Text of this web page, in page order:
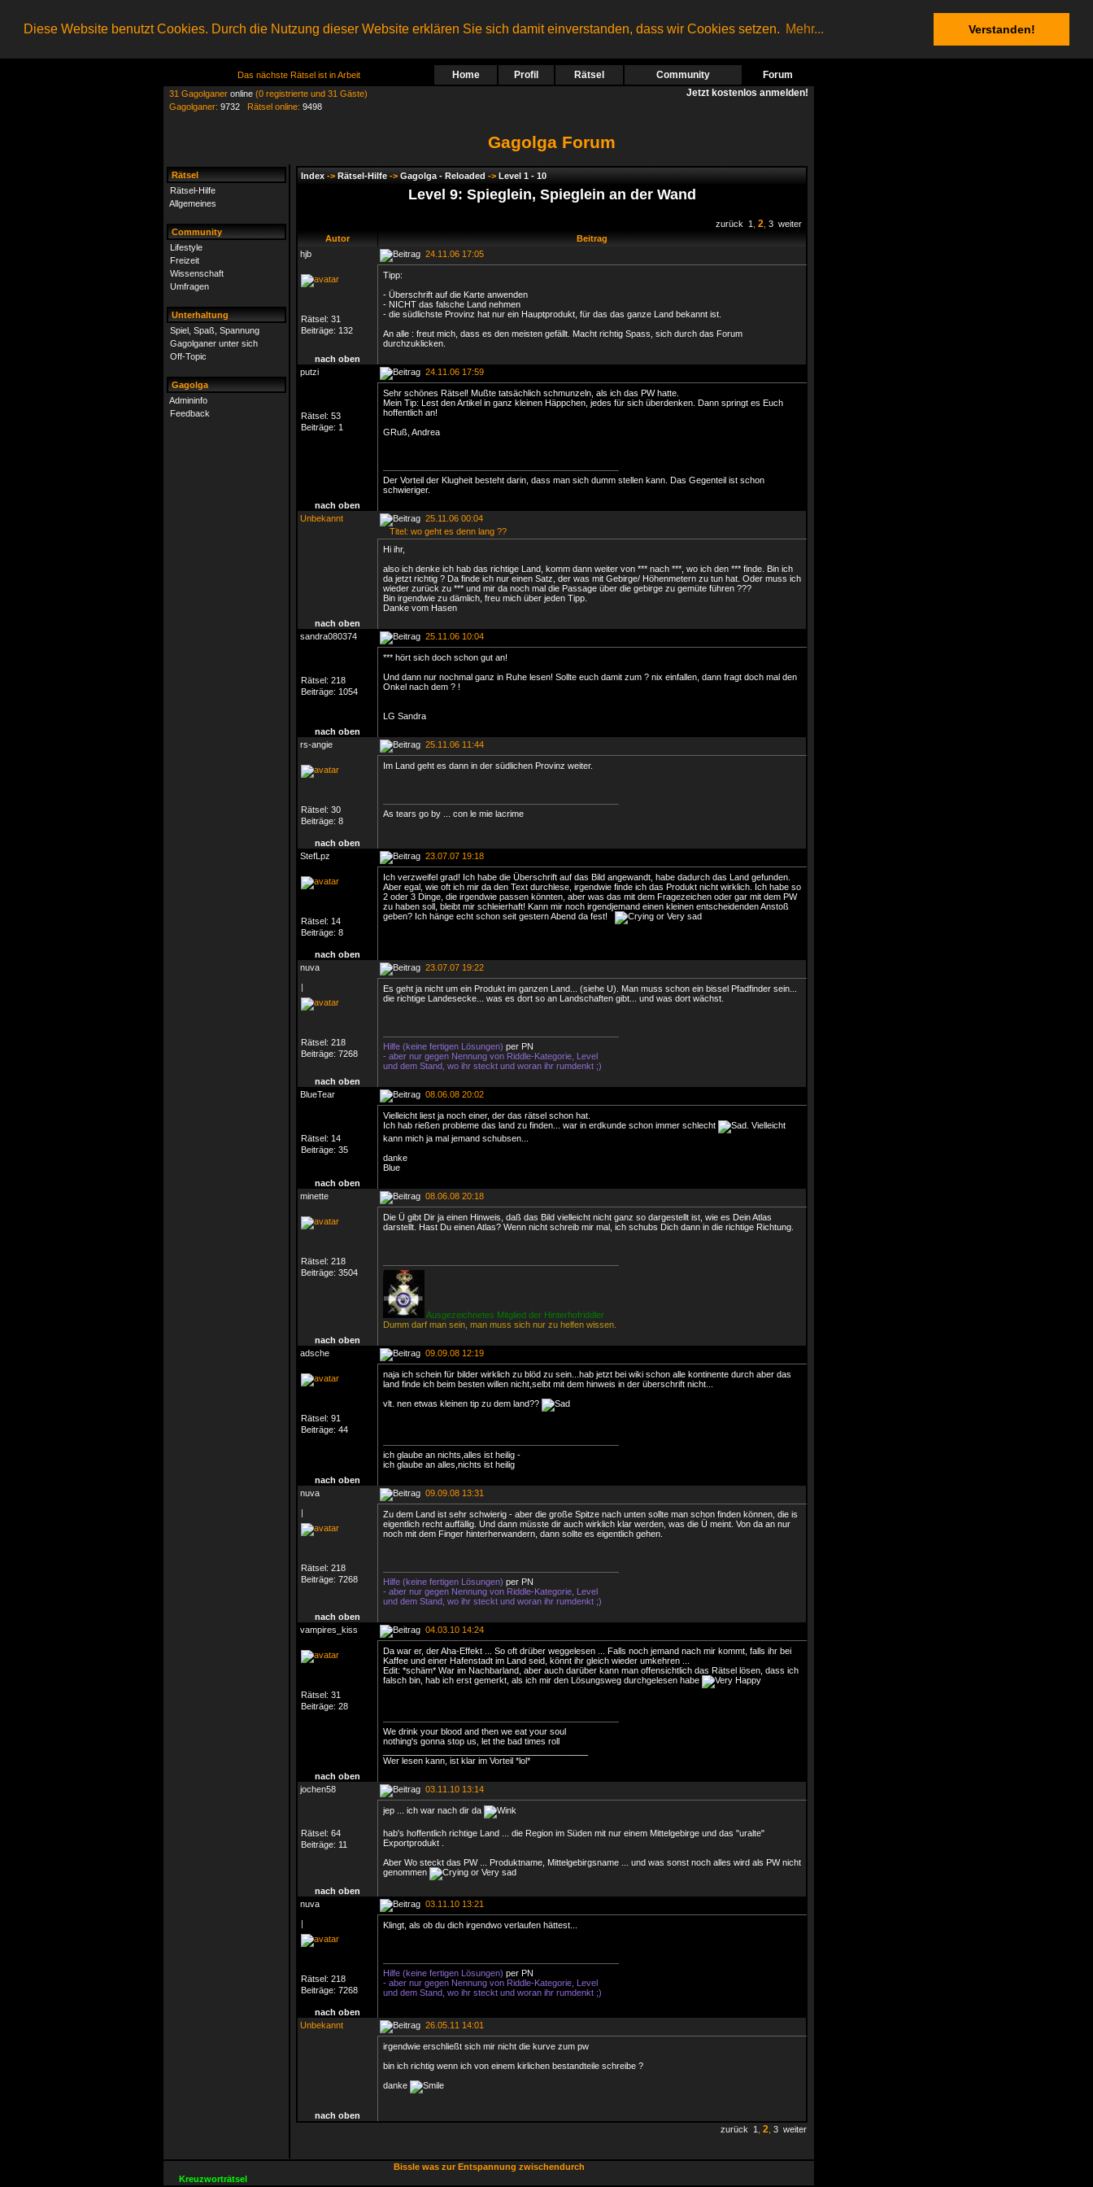
Diese Website benutzt Cookies. Durch die Nutzung dieser Website erklären Sie sich damit einverstanden, dass wir Cookies setzen. Mehr... Verstanden!
Das nächste Rätsel ist in Arbeit Home Profil Rätsel Community Forum
31 Gagolganer online (0 registrierte und 31 Gäste)
Gagolganer: 9732 Rätsel online: 9498
Jetzt kostenlos anmelden!
Gagolga Forum
Rätsel
Rätsel-Hilfe
Allgemeines
Community
Lifestyle
Freizeit
Wissenschaft
Umfragen
Unterhaltung
Spiel, Spaß, Spannung
Gagolganer unter sich
Off-Topic
Gagolga
Admininfo
Feedback
Index -> Rätsel-Hilfe -> Gagolga - Reloaded -> Level 1 - 10
Level 9: Spieglein, Spieglein an der Wand
zurück 1 2 3 weiter
Autor
Beitrag
hjb
24.11.06 17:05
Rätsel: 31
Beiträge: 132
Tipp:
- Überschrift auf die Karte anwenden
- NICHT das falsche Land nehmen
- die südlichste Provinz hat nur ein Hauptprodukt, für das das ganze Land bekannt ist.
An alle : freut mich, dass es den meisten gefällt. Macht richtig Spass, sich durch das Forum
durchzuklicken.
nach oben
putzi
24.11.06 17:59
Rätsel: 53
Beiträge: 1
Sehr schönes Rätsel! Mußte tatsächlich schmunzeln, als ich das PW hatte.
Mein Tip: Lest den Artikel in ganz kleinen Häppchen, jedes für sich überdenken. Dann springt es Euch
hoffentlich an!
GRuß, Andrea
Der Vorteil der Klugheit besteht darin, dass man sich dumm stellen kann. Das Gegenteil ist schon
schwieriger.
nach oben
Unbekannt
25.11.06 00:04
Titel: wo geht es denn lang ??
Hi ihr,
also ich denke ich hab das richtige Land, komm dann weiter von *** nach ***, wo ich den *** finde. Bin ich
da jetzt richtig ? Da finde ich nur einen Satz, der was mit Gebirge/ Höhenmetern zu tun hat. Oder muss ich
wieder zurück zu *** und mir da noch mal die Passage über die gebirge zu gemüte führen ???
Bin irgendwie zu dämlich, freu mich über jeden Tipp.
Danke vom Hasen
nach oben
sandra080374
25.11.06 10:04
Rätsel: 218
Beiträge: 1054
*** hört sich doch schon gut an!
Und dann nur nochmal ganz in Ruhe lesen! Sollte euch damit zum ? nix einfallen, dann fragt doch mal den
Onkel nach dem ? !
LG Sandra
nach oben
rs-angie
25.11.06 11:44
Rätsel: 30
Beiträge: 8
Im Land geht es dann in der südlichen Provinz weiter.
As tears go by ... con le mie lacrime
nach oben
StefLpz
23.07.07 19:18
Rätsel: 14
Beiträge: 8
Ich verzweifel grad! Ich habe die Überschrift auf das Bild angewandt, habe dadurch das Land gefunden.
Aber egal, wie oft ich mir da den Text durchlese, irgendwie finde ich das Produkt nicht wirklich. Ich habe so
2 oder 3 Dinge, die irgendwie passen könnten, aber was das mit dem Fragezeichen oder gar mit dem PW
zu haben soll, bleibt mir schleierhaft! Kann mir noch irgendjemand einen kleinen entscheidenden Anstoß
geben? Ich hänge echt schon seit gestern Abend da fest!
nach oben
nuva
23.07.07 19:22
|
Rätsel: 218
Beiträge: 7268
Es geht ja nicht um ein Produkt im ganzen Land... (siehe U). Man muss schon ein bissel Pfadfinder sein...
die richtige Landesecke... was es dort so an Landschaften gibt... und was dort wächst.
Hilfe (keine fertigen Lösungen) per PN
- aber nur gegen Nennung von Riddle-Kategorie, Level
und dem Stand, wo ihr steckt und woran ihr rumdenkt ;)
nach oben
BlueTear
08.06.08 20:02
Rätsel: 14
Beiträge: 35
Vielleicht liest ja noch einer, der das rätsel schon hat.
Ich hab rießen probleme das land zu finden... war in erdkunde schon immer schlecht
. Vielleicht
kann mich ja mal jemand schubsen...
danke
Blue
nach oben
minette
08.06.08 20:18
Rätsel: 218
Beiträge: 3504
Die Ü gibt Dir ja einen Hinweis, daß das Bild vielleicht nicht ganz so dargestellt ist, wie es Dein Atlas
darstellt. Hast Du einen Atlas? Wenn nicht schreib mir mal, ich schubs Dich dann in die richtige Richtung.
Ausgezeichnetes Mitglied der Hinterhofriddler
Dumm darf man sein, man muss sich nur zu helfen wissen.
nach oben
adsche
09.09.08 12:19
Rätsel: 91
Beiträge: 44
naja ich schein für bilder wirklich zu blöd zu sein...hab jetzt bei wiki schon alle kontinente durch aber das
land finde ich beim besten willen nicht,selbt mit dem hinweis in der überschrift nicht...
vlt. nen etwas kleinen tip zu dem land??
ich glaube an nichts,alles ist heilig -
ich glaube an alles,nichts ist heilig
nach oben
nuva
09.09.08 13:31
|
Rätsel: 218
Beiträge: 7268
Zu dem Land ist sehr schwierig - aber die große Spitze nach unten sollte man schon finden können, die is
eigentlich recht auffällig. Und dann müsste dir auch wirklich klar werden, was die Ü meint. Von da an nur
noch mit dem Finger hinterherwandern, dann sollte es eigentlich gehen.
Hilfe (keine fertigen Lösungen) per PN
- aber nur gegen Nennung von Riddle-Kategorie, Level
und dem Stand, wo ihr steckt und woran ihr rumdenkt ;)
nach oben
vampires_kiss
04.03.10 14:24
Rätsel: 31
Beiträge: 28
Da war er, der Aha-Effekt ... So oft drüber weggelesen ... Falls noch jemand nach mir kommt, falls ihr bei
Kaffee und einer Hafenstadt im Land seid, könnt ihr gleich wieder umkehren ...
Edit: *schäm* War im Nachbarland, aber auch darüber kann man offensichtlich das Rätsel lösen, dass ich
falsch bin, hab ich erst gemerkt, als ich mir den Lösungsweg durchgelesen habe
We drink your blood and then we eat your soul
nothing's gonna stop us, let the bad times roll
Wer lesen kann, ist klar im Vorteil *lol*
nach oben
jochen58
03.11.10 13:14
Rätsel: 64
Beiträge: 11
jep ... ich war nach dir da
hab's hoffentlich richtige Land ... die Region im Süden mit nur einem Mittelgebirge und das "uralte"
Exportprodukt .
Aber Wo steckt das PW ... Produktname, Mittelgebirgsname ... und was sonst noch alles wird als PW nicht
genommen
nach oben
nuva
03.11.10 13:21
|
Rätsel: 218
Beiträge: 7268
Klingt, als ob du dich irgendwo verlaufen hättest...
Hilfe (keine fertigen Lösungen) per PN
- aber nur gegen Nennung von Riddle-Kategorie, Level
und dem Stand, wo ihr steckt und woran ihr rumdenkt ;)
nach oben
Unbekannt
26.05.11 14:01
irgendwie erschließt sich mir nicht die kurve zum pw
bin ich richtig wenn ich von einem kirlichen bestandteile schreibe ?
danke
nach oben
zurück
1 2 3 weiter
Bissle was zur Entspannung zwischendurch
Kreuzworträtsel